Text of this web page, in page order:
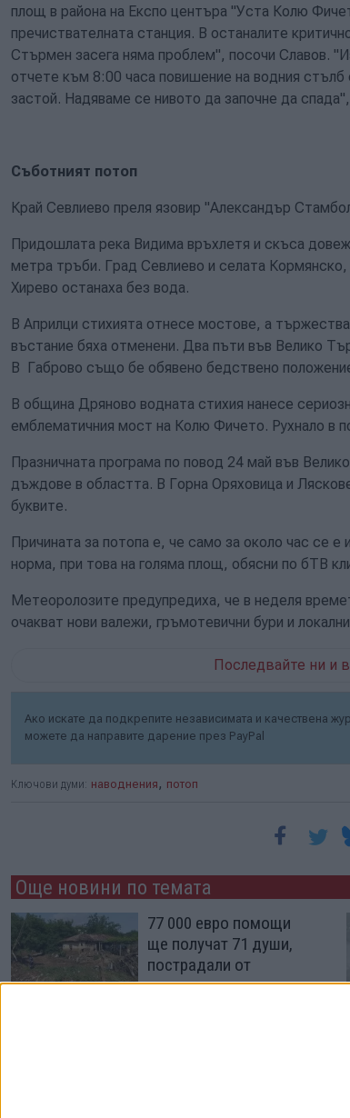
площ в района на Експо центъра "Уста Колю
пречиствателната станция. В останалите
Стърмен засега няма проблем", посочи Славов.
отчете към 8:00 часа повишение на водния
застой. Надяваме се нивото да започне да
Съботният потоп
Край Севлиево преля язовир "Александър
Придошлата река Видима връхлетя и скъса
метра тръби. Град Севлиево и селата
Хирево останаха без вода.
В Априлци стихията отнесе мостове, а
въстание бяха отменени. Два пъти във Велико
В Габрово също бе обявено бедствено
В община Дряново водната стихия нанесе
емблематичния мост на Колю Фичето. Рухнало в
Празничната програма по повод 24 май във
дъждове в областта. В Горна Оряховица и
буквите.
Причината за потопа е, че само за около час се
норма, при това на голяма площ, обясни по бТВ
Метеоролозите предупредиха, че в неделя
очакват нови валежи, гръмотевични бури и
Последвайте ни и в
Ако искате да подкрепите независимата и качествена
можете да направите дарение през PayPal
Ключови думи: наводнения , потоп
Още новини по темата
77 000 евро помощи
ще получат 71 души,
пострадали от
наводнения